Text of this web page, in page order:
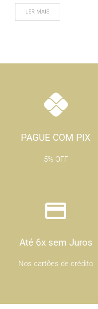
LER MAIS
PAGUE COM PIX
5% OFF
Até 6x sem Juros
Nos cartões de crédito